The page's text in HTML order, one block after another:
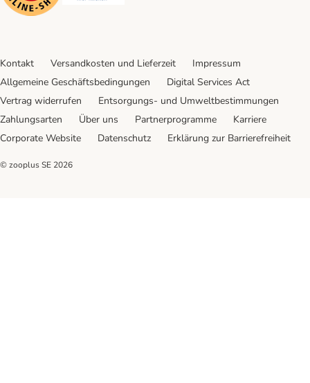
Kontakt Versandkosten und Lieferzeit
Impressum
Allgemeine Geschäftsbedingungen
Digital Services Act
Vertrag widerrufen
Entsorgungs- und Umweltbestimmungen
Zahlungsarten
Über uns Partnerprogramme
Karriere
Corporate Website
Datenschutz Erklärung zur Barrierefreiheit
© zooplus SE 2026